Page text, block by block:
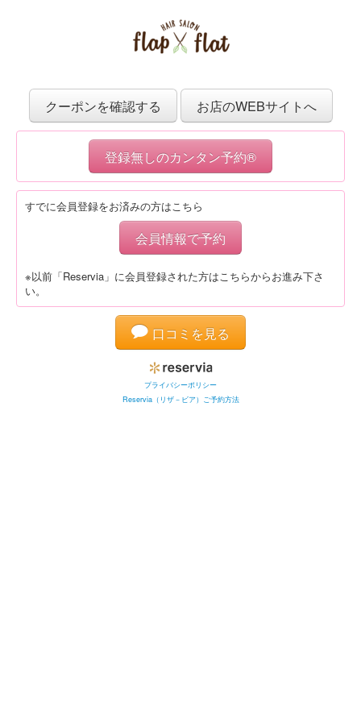
クーポンを確認する お店のWEBサイトへ
登録無しのカンタン予約®
すでに会員登録をお済みの方はこちら
会員情報で予約
※以前「Reservia」に会員登録された方はこちらからお進み下さ
い。
口コミを見る
プライバシーポリシー
Reservia（リザ－ビア）ご予約方法